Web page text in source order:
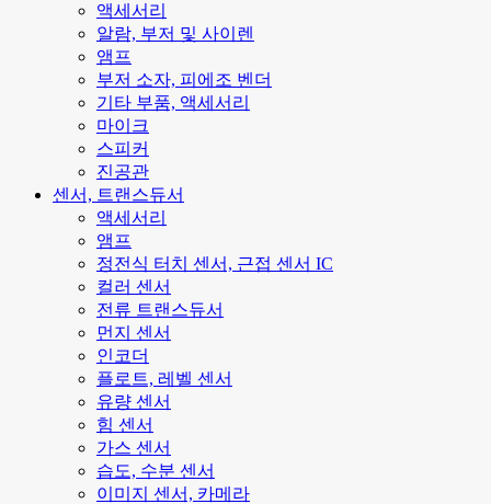
액세서리
알람, 부저 및 사이렌
앰프
부저 소자, 피에조 벤더
기타 부품, 액세서리
마이크
스피커
진공관
센서, 트랜스듀서
액세서리
앰프
정전식 터치 센서, 근접 센서 IC
컬러 센서
전류 트랜스듀서
먼지 센서
인코더
플로트, 레벨 센서
유량 센서
힘 센서
가스 센서
습도, 수분 센서
이미지 센서, 카메라